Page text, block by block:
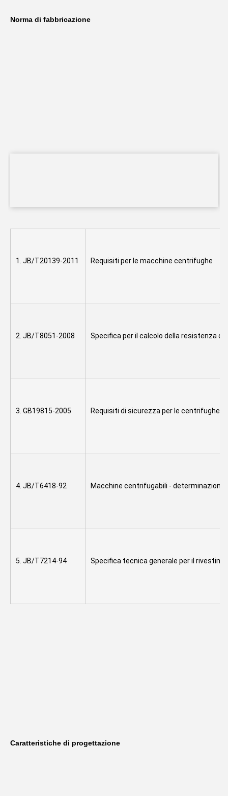
Norma di fabbricazione
1. JB/T20139-2011 Requisiti per le macchine centrifughe
2. JB/T8051-2008 Specifica per il calcolo della resistenza
3. GB19815-2005 Requisiti di sicurezza per le centrifughe
4. JB/T6418-92 Macchine centrifugabili - determinazione
5. JB/T7214-94 Specifica tecnica generale per il
Caratteristiche di progettazione